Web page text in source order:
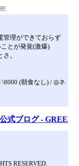
管理ができておらず
とが発覚(激爆)
。
(朝食なし) / ◎ネ
式ブログ - GREE
RESERVED.